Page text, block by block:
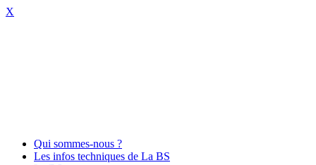
X
Qui sommes-nous ?
Les infos techniques de La BS